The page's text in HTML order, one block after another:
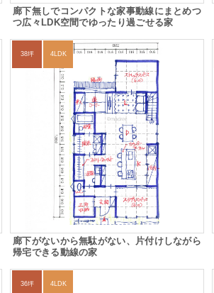
廊下無しでコンパクトな家事動線にまとめつ
つ広々LDK空間でゆったり過ごせる家
38坪 4LDK
廊下がないから無駄がない、片付けしながら
帰宅できる動線の家
36坪 4LDK